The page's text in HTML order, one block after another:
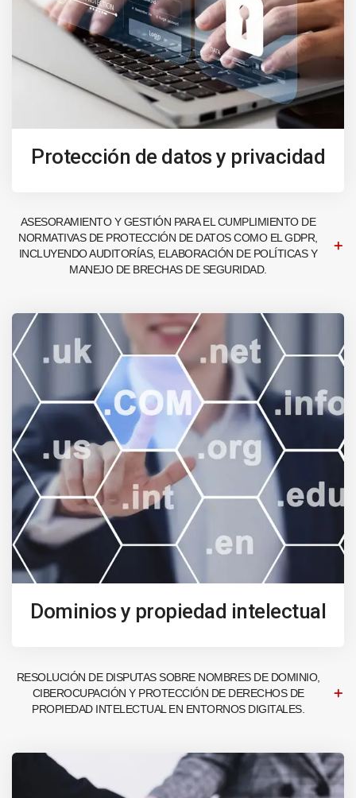
Protección de datos y privacidad
ASESORAMIENTO Y GESTIÓN PARA EL CUMPLIMIENTO DE
NORMATIVAS DE PROTECCIÓN DE DATOS COMO EL GDPR,
INCLUYENDO AUDITORÍAS, ELABORACIÓN DE POLÍTICAS Y
MANEJO DE BRECHAS DE SEGURIDAD.
Dominios y propiedad intelectual
RESOLUCIÓN DE DISPUTAS SOBRE NOMBRES DE DOMINIO,
CIBEROCUPACIÓN Y PROTECCIÓN DE DERECHOS DE
PROPIEDAD INTELECTUAL EN ENTORNOS DIGITALES.